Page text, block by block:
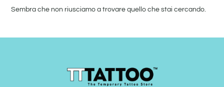
Sembra che non riusciamo a trovare quello che stai cercando.